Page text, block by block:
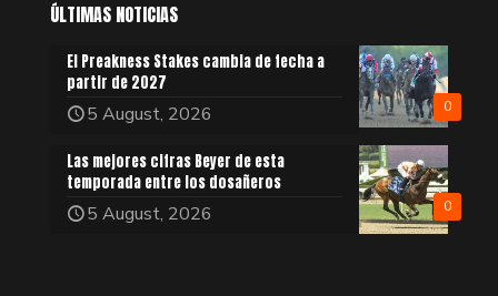
ÚLTIMAS NOTICIAS
0
El Preakness Stakes cambia de fecha a
partir de 2027
5 August, 2026
0
Las mejores cifras Beyer de esta
temporada entre los dosañeros
5 August, 2026